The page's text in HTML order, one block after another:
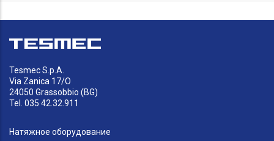
Tesmec S.p.A.
Via Zanica 17/O
24050 Grassobbio (BG)
Tel. 035 42.32.911
Натяжное оборудование